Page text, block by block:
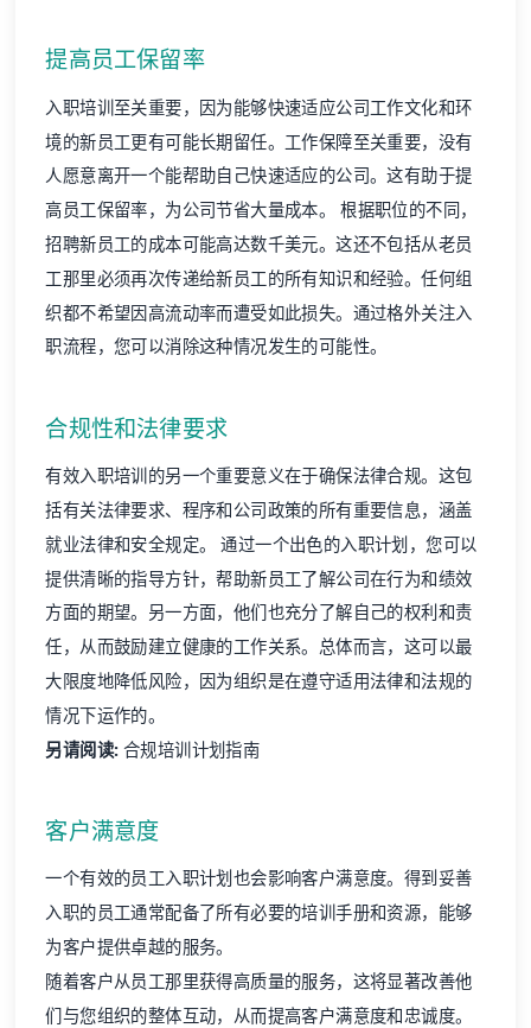
提高员工保留率
入职培训至关重要，因为能够快速适应公司工作文化和环
境的新员工更有可能长期留任。工作保障至关重要，没有
人愿意离开一个能帮助自己快速适应的公司。这有助于提
高员工保留率，为公司节省大量成本。 根据职位的不同，
招聘新员工的成本可能高达数千美元。这还不包括从老员
工那里必须再次传递给新员工的所有知识和经验。任何组
织都不希望因高流动率而遭受如此损失。通过格外关注入
职流程，您可以消除这种情况发生的可能性。
合规性和法律要求
有效入职培训的另一个重要意义在于确保法律合规。这包
括有关法律要求、程序和公司政策的所有重要信息，涵盖
就业法律和安全规定。 通过一个出色的入职计划，您可以
提供清晰的指导方针，帮助新员工了解公司在行为和绩效
方面的期望。另一方面，他们也充分了解自己的权利和责
任，从而鼓励建立健康的工作关系。总体而言，这可以最
大限度地降低风险，因为组织是在遵守适用法律和法规的
情况下运作的。
另请阅读: 合规培训计划指南
客户满意度
一个有效的员工入职计划 也会影响客户满意度。得到妥善
入职的员工通常配备了所有必要的培训手册和资源，能够
为客户提供卓越的服务。
随着客户从员工那里获得高质量的服务，这将显著改善他
们与您组织的整体互动，从而提高客户满意度和忠诚度。